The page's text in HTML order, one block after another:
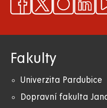
Fakulty
Univerzita Pardubice
Dopravní fakulta